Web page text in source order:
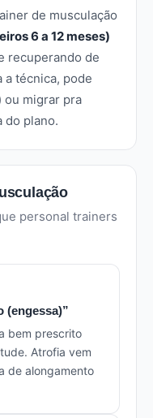
de musculação
6 a 12 meses)
recuperando de
a técnica, pode
ou migrar pra
do plano.
personal trainers
(engessa)”
bem prescrito
Atrofia vem
de alongamento